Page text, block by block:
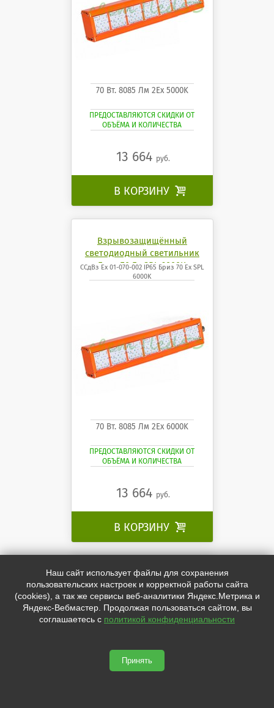
70 Вт. 8085 Лм 2Ех 5000K
ПРЕДОСТАВЛЯЮТСЯ СКИДКИ ОТ
ОБЪЁМА И КОЛИЧЕСТВА
13 664 руб.
В КОРЗИНУ 
Взрывозащищённый
светодиодный светильник
Бриз 70 Ех SPL 6000K
ССдВз Ех 01-070-002 IP65 Бриз 70 Ех SPL
6000K
70 Вт. 8085 Лм 2Ех 6000K
ПРЕДОСТАВЛЯЮТСЯ СКИДКИ ОТ
ОБЪЁМА И КОЛИЧЕСТВА
13 664 руб.
В КОРЗИНУ 
Взрывозащищённый
светодиодный светильник
Бриз 80 Ех SPL 4000K
ССдВз Ех 01-080-002 IP65 Бриз 80 Ех SPL
4000K
Наш сайт использует файлы для сохранения
пользовательских настроек и корректной работы сайта
(cookies), а так же сервисы веб-аналитики Яндекс.Метрика и
Яндекс-Вебмастер. Продолжая пользоваться сайтом, вы
соглашаетесь с политикой конфиденциальности
Принять